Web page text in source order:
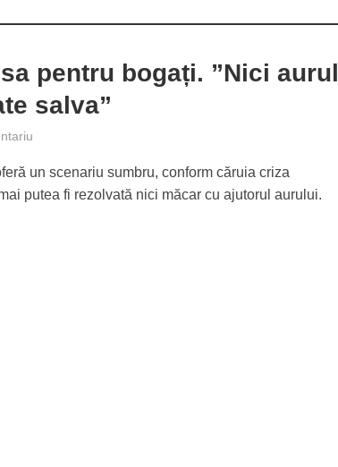
pentru bogați. ”Nici aurul
salva”
un scenariu sumbru, conform căruia criza
putea fi rezolvată nici măcar cu ajutorul aurului.